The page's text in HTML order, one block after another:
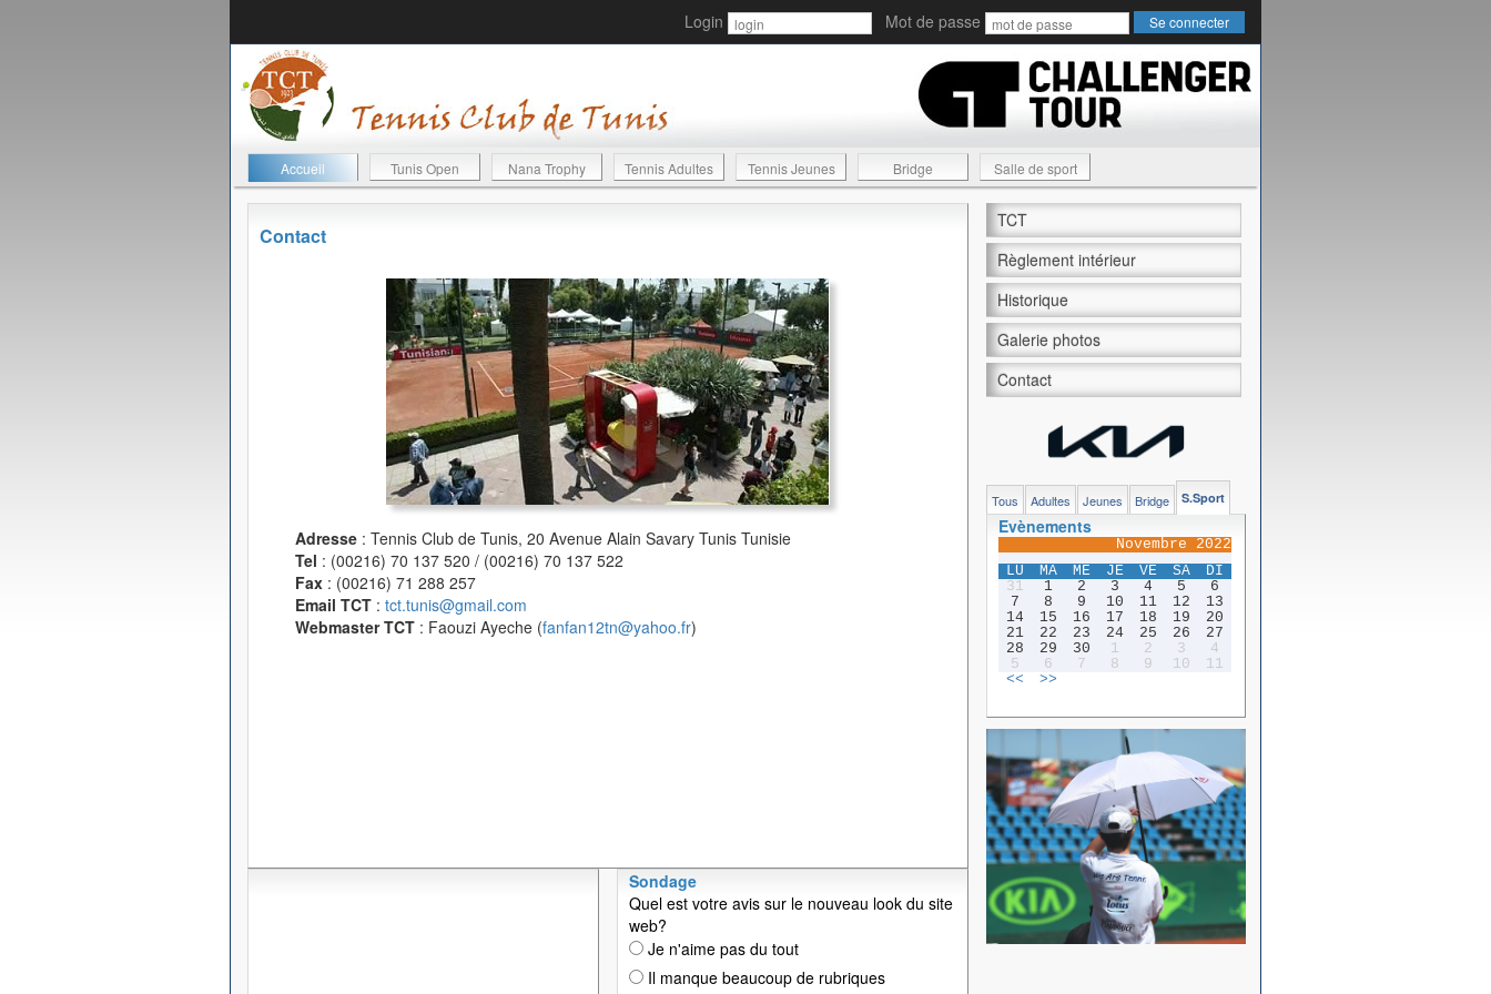
Login Mot de passe
Accueil Tunis Open Nana Trophy Tennis Adultes Tennis Jeunes Bridge Salle de sport
Contact
Adresse : Tennis Club de Tunis, 20 Avenue Alain Savary Tunis Tunisie
Tel : (00216) 70 137 520 / (00216) 70 137 522
Fax : (00216) 71 288 257
Email TCT : tct.tunis@gmail.com
Webmaster TCT : Faouzi Ayeche (fanfan12tn@yahoo.fr)
Sondage
Quel est votre avis sur le nouveau look du site
web?
Je n'aime pas du tout
Il manque beaucoup de rubriques
TCT
Règlement intérieur
Historique
Galerie photos
Contact
Tous Adultes Jeunes Bridge S.Sport
Evènements
Novembre 2022
LU
MA ME JE VE SA
DI
31
1 2 3 4 5
6
7
8 9 10 11 12
13
14
15 16 17 18 19
20
21
22 23 24 25 26
27
28
29 30 1 2 3
4
5
6 7 8 9 10
11
<<
>>